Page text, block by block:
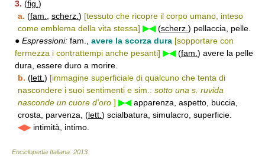
3. (fig. )
a. (fam. scherz. ) [tessuto che ricopre il corpo umano, inteso
come emblema della vita stessa] ▶◀(scherz. ) pellaccia, pelle.
● Espressioni: fam., avere la scorza dura [sopportare con
fermezza i contrattempi anche pesanti] ▶◀(fam. ) avere la pelle
dura, essere duro a morire.
b. (lett. ) [immagine superficiale di qualcuno che tenta di
nascondere i suoi sentimenti e sim.: sotto una s. ruvida
nasconde un cuore d'oro ] ▶◀apparenza, aspetto, buccia,
crosta, parvenza, (lett. ) scialbatura, simulacro, superficie.
◀▶intimità, intimo.
Enciclopedia Italiana 2013